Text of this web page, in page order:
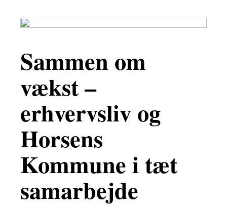
Sammen om
vækst –
erhvervsliv og
Horsens
Kommune i tæt
samarbejde